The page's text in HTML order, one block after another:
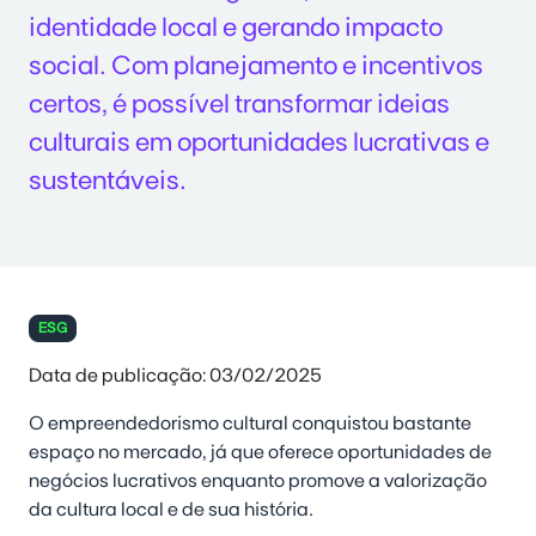
identidade local e gerando impacto
social. Com planejamento e incentivos
certos, é possível transformar ideias
culturais em oportunidades lucrativas e
sustentáveis.
ESG
Data de publicação: 03/02/2025
O empreendedorismo cultural conquistou bastante
espaço no mercado, já que oferece oportunidades de
negócios lucrativos enquanto promove a valorização
da cultura local e de sua história.